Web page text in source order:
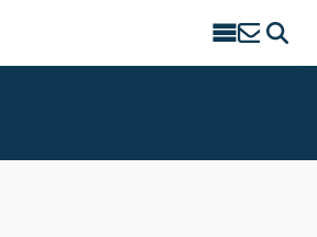
Search